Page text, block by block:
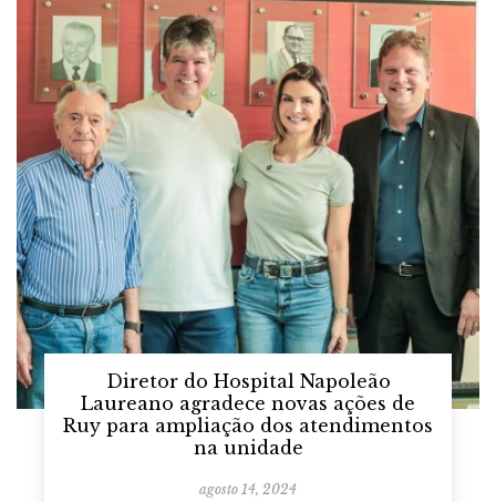
Diretor do Hospital Napoleão
Laureano agradece novas ações de
Ruy para ampliação dos atendimentos
na unidade
agosto 14, 2024